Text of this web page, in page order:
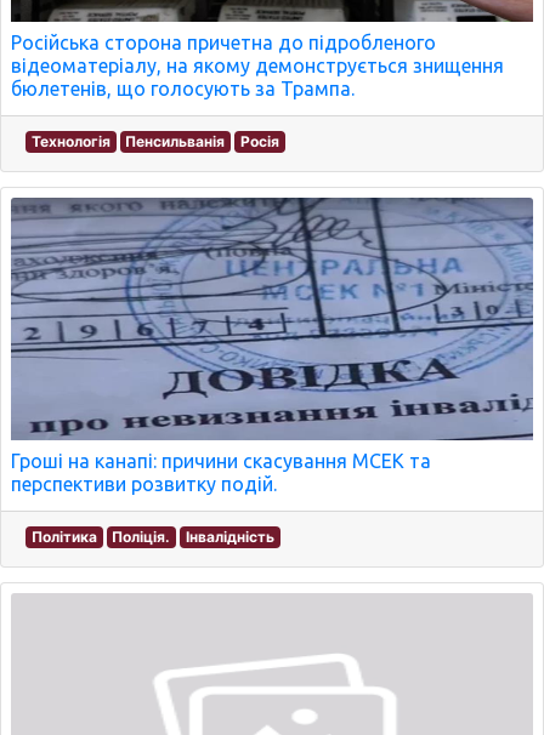
Російська сторона причетна до підробленого
відеоматеріалу, на якому демонструється знищення
бюлетенів, що голосують за Трампа.
Технологія Пенсильванія Росія
Гроші на канапі: причини скасування МСЕК та
перспективи розвитку подій.
Політика Поліція. Інвалідність